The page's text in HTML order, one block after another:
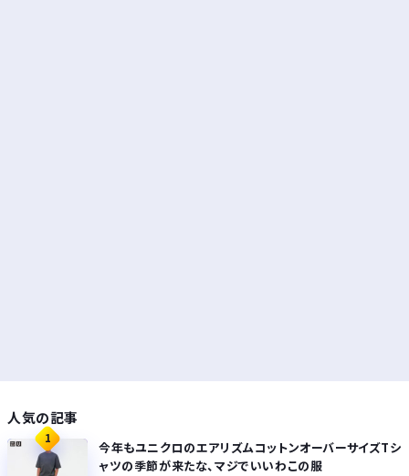
人気の記事
1
今年もユニクロのエアリズムコットンオーバーサイズTシ
ャツの季節が来たな、マジでいいわこの服